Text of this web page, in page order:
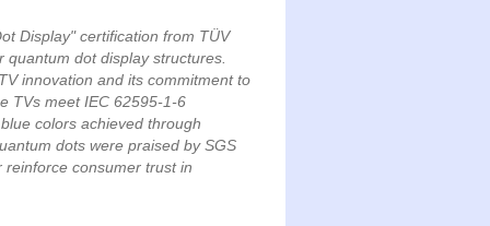
Display" certification from TÜV
dot display structures.
innovation and its commitment to
TVs meet IEC 62595-1-6
colors achieved through
dots were praised by SGS
consumer trust in